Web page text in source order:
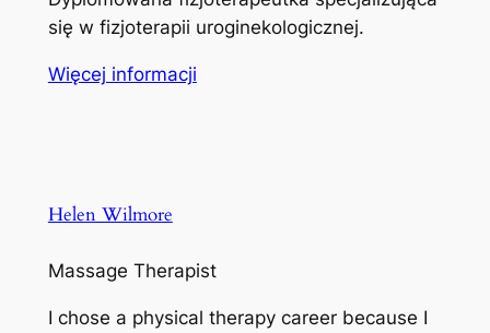
się w fizjoterapii uroginekologicznej.
Więcej informacji
Helen Wilmore
Massage Therapist
I chose a physical therapy career because I